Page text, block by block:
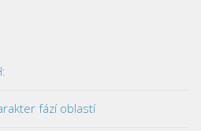
fází oblastí